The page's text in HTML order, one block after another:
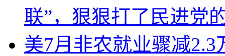
联”，狠狠打了民进党
美7月非农就业骤减